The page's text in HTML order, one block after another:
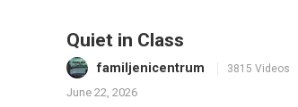
Quiet in Class
familjenicentrum 3815 Videos
June 22, 2026